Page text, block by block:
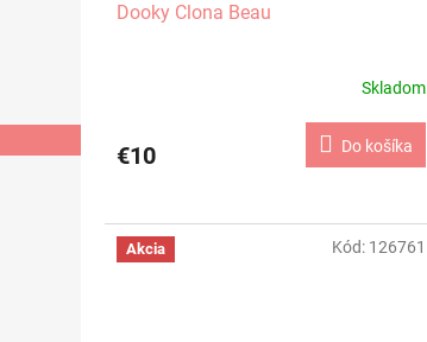
Dooky Clona Beau
Skladom
€10 Do košíka
Akcia Kód: 126761